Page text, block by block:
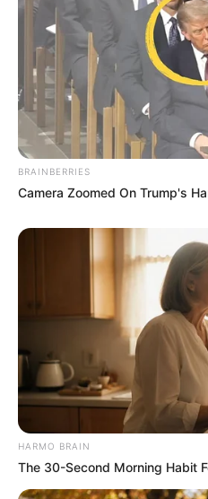
TAGS
ΧΡΙΣΤΟΥΓΕΝΝΑ
ΤΑΥΤΟΤΗΤΑ ΚΑΙ
BRAINBERRIES
Camera Zoomed On Trump's
HARMO BRAIN
The 30-Second Morning Habit